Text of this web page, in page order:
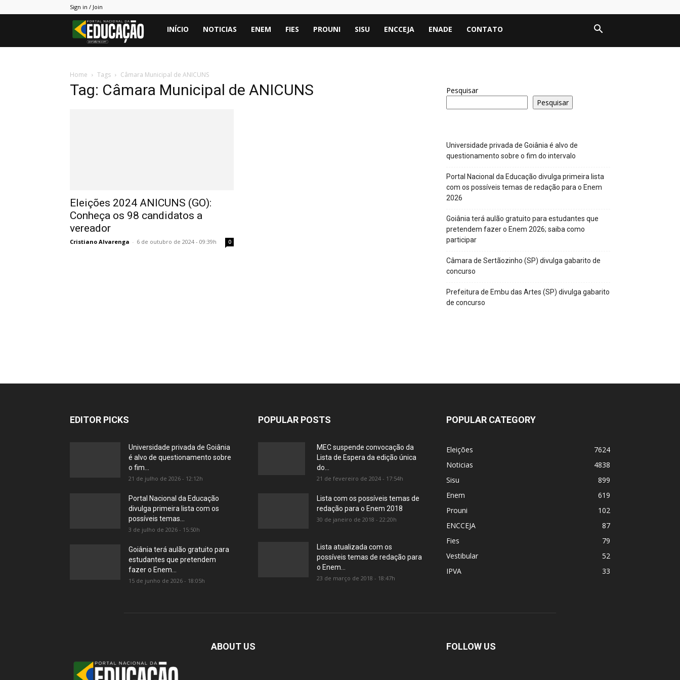
Sign in / Join
Portal
INÍCIO NOTICIAS ENEM FIES PROUNI SISU ENCCEJA ENADE CONTATO
Home Tags Câmara Municipal de ANICUNS
Tag: Câmara Municipal de ANICUNS
Eleições 2024 ANICUNS (GO):
Conheça os 98 candidatos a
vereador
Cristiano Alvarenga - 6 de outubro de 2024 - 09:39h 0
Pesquisar
Pesquisar
Universidade privada de Goiânia é alvo de
questionamento sobre o fim do intervalo
Portal Nacional da Educação divulga primeira lista
com os possíveis temas de redação para o Enem
2026
Goiânia terá aulão gratuito para estudantes que
pretendem fazer o Enem 2026; saiba como
participar
Câmara de Sertãozinho (SP) divulga gabarito de
concurso
Prefeitura de Embu das Artes (SP) divulga gabarito
de concurso
EDITOR PICKS
Universidade privada de Goiânia
é alvo de questionamento sobre
o fim...
21 de julho de 2026 - 12:12h
Portal Nacional da Educação
divulga primeira lista com os
possíveis temas...
3 de julho de 2026 - 15:50h
Goiânia terá aulão gratuito para
estudantes que pretendem
fazer o Enem...
15 de junho de 2026 - 18:05h
POPULAR POSTS
MEC suspende convocação da
Lista de Espera da edição única
do...
21 de fevereiro de 2024 - 17:54h
Lista com os possíveis temas de
redação para o Enem 2018
30 de janeiro de 2018 - 22:20h
Lista atualizada com os
possíveis temas de redação para
o Enem...
23 de março de 2018 - 18:47h
POPULAR CATEGORY
Eleições
7624
Noticias
4838
Sisu
899
Enem
619
Prouni
102
ENCCEJA
87
Fies
79
Vestibular
52
IPVA
33
ABOUT US FOLLOW US